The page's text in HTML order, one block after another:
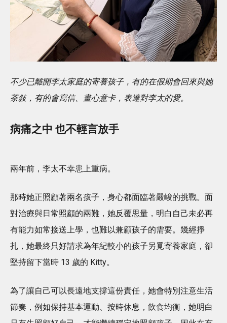
不少已離開李太家庭的寄養孩子，有的在假期會回來與她
茶敍，有的會寫信、畫心意卡，表達對李太的愛。
病痛之中 也不輕言放手
兩年前，李太不幸患上重病。
那時她正照顧著兩名孩子，身心都面臨著嚴峻的挑戰。面
對治療與日常照顧的兩難，她反覆思量，明白自己未必再
有能力如常接送上學，也難以兼顧孩子的需要。幾經掙
扎，她最終只好請求為年紀較小的孩子另覓寄養家庭，卻
堅持留下當時 13 歲的 Kitty。
為了讓自己可以長遠地支撐這份責任，她會特別注意生活
節奏，例如保持基本運動、按時休息，飲食均衡，她明白